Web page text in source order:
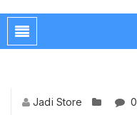
Jadi Store 0